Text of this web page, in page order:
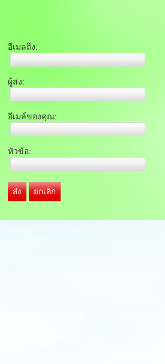
อีเมลถึง:
ผู้ส่ง:
อีเมล์ของคุณ:
หัวข้อ:
ส่ง ยกเลิก